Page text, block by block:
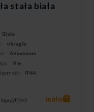
stała biała
Biała
okrągła
Aluminium
Nie
IP44
mało